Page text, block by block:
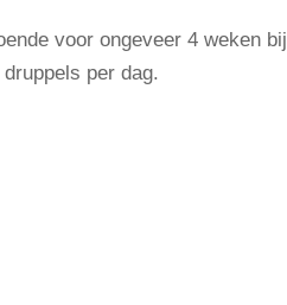
voor ongeveer 4 weken bij
per dag.